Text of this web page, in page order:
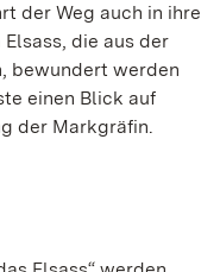
der Weg auch in ihre
die aus der
bewundert werden
einen Blick auf
der Markgräfin.